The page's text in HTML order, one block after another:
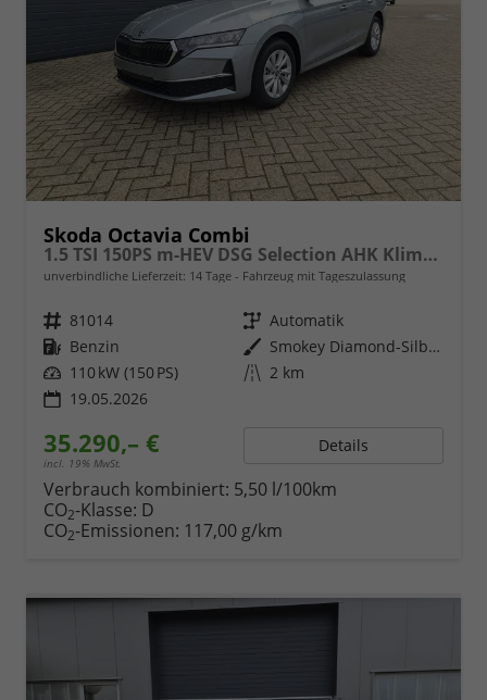
Skoda Octavia Combi
1.5 TSI 150PS m-HEV DSG Selection AHK Klimaautomatik ACC PDC v+h Rückf.Kamera Sitzheizung TWA Apple CarPlay Android Auto 16"LM
unverbindliche Lieferzeit: 14 Tage Fahrzeug mit Tageszulassung
Fahrzeugnr. 81014 Getriebe Automatik
Kraftstoff Benzin Außenfarbe
Smokey Diamond-Silber Metallic
Leistung 110 kW (150 PS) Kilometerstand 2 km
19.05.2026
35.290,– €
incl. 19% MwSt.
Details
Verbrauch kombiniert: 5,50 l/100km
CO2-Klasse: D
CO2-Emissionen: 117,00 g/km